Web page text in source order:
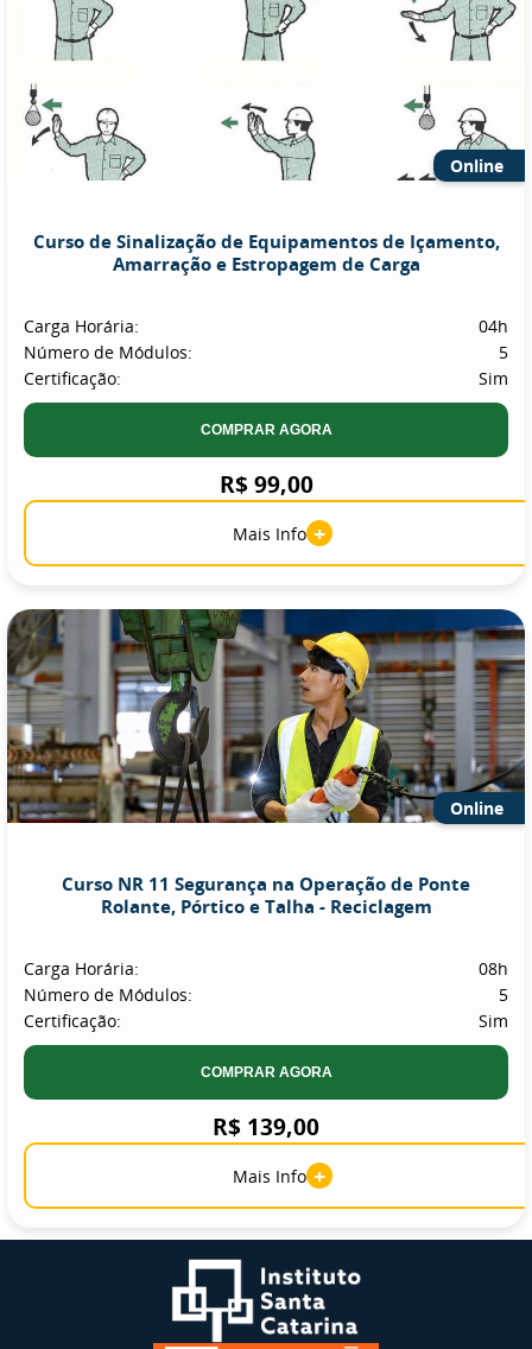
Online
Curso de Sinalização de Equipamentos de Içamento,
Amarração e Estropagem de Carga
Carga Horária:
04h
Número de Módulos:
5
Certificação:
Sim
COMPRAR AGORA
R$ 99,00
Mais Info +
Online
Curso NR 11 Segurança na Operação de Ponte
Rolante, Pórtico e Talha - Reciclagem
Carga Horária:
08h
Número de Módulos:
5
Certificação:
Sim
COMPRAR AGORA
R$ 139,00
Mais Info +